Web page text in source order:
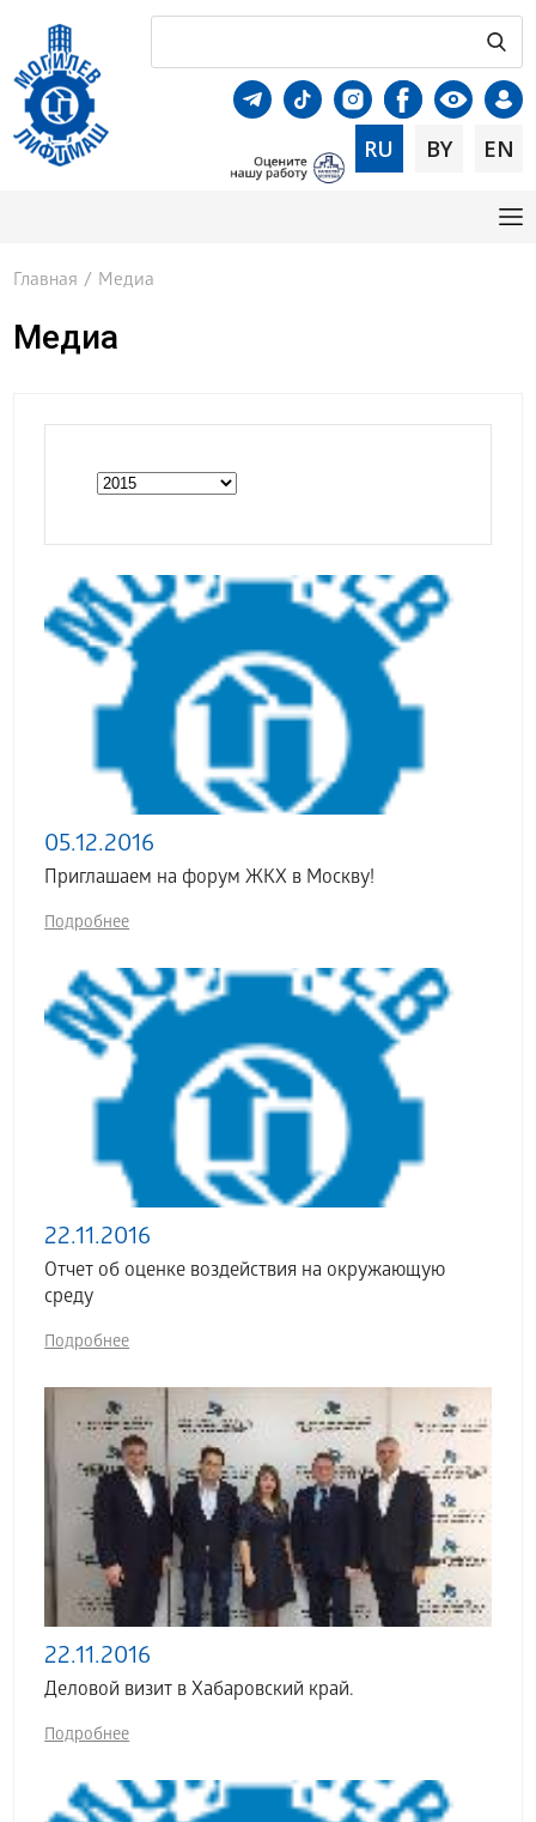
RU BY EN
Главная / Медиа
Медиа
05.12.2016
Приглашаем на форум ЖКХ в Москву!
Подробнее
22.11.2016
Отчет об оценке воздействия на окружающую
среду
Подробнее
22.11.2016
Деловой визит в Хабаровский край.
Подробнее